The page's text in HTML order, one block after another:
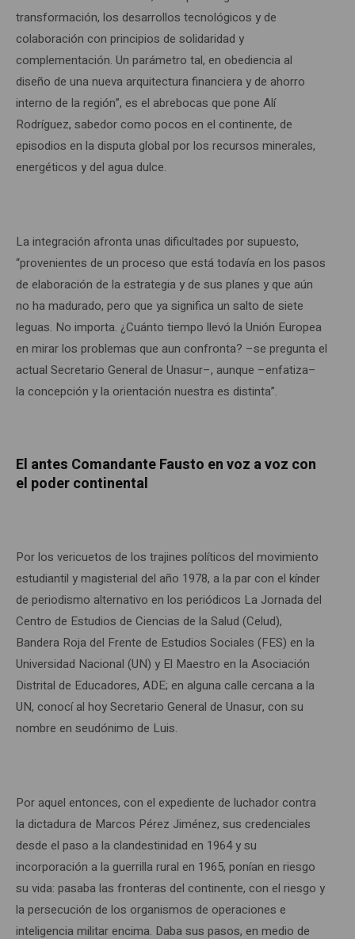
transformación, los desarrollos tecnológicos y de
colaboración con principios de solidaridad y
complementación. Un parámetro tal, en obediencia al
diseño de una nueva arquitectura financiera y de ahorro
interno de la región”, es el abrebocas que pone Alí
Rodríguez, sabedor como pocos en el continente, de
episodios en la disputa global por los recursos minerales,
energéticos y del agua dulce.
La integración afronta unas dificultades por supuesto,
“provenientes de un proceso que está todavía en los pasos
de elaboración de la estrategia y de sus planes y que aún
no ha madurado, pero que ya significa un salto de siete
leguas. No importa. ¿Cuánto tiempo llevó la Unión Europea
en mirar los problemas que aun confronta? –se pregunta el
actual Secretario General de Unasur–, aunque –enfatiza–
la concepción y la orientación nuestra es distinta”.
El antes Comandante Fausto en voz a voz con
el poder continental
Por los vericuetos de los trajines políticos del movimiento
estudiantil y magisterial del año 1978, a la par con el kínder
de periodismo alternativo en los periódicos La Jornada del
Centro de Estudios de Ciencias de la Salud (Celud),
Bandera Roja del Frente de Estudios Sociales (FES) en la
Universidad Nacional (UN) y El Maestro en la Asociación
Distrital de Educadores, ADE; en alguna calle cercana a la
UN, conocí al hoy Secretario General de Unasur, con su
nombre en seudónimo de Luis.
Por aquel entonces, con el expediente de luchador contra
la dictadura de Marcos Pérez Jiménez, sus credenciales
desde el paso a la clandestinidad en 1964 y su
incorporación a la guerrilla rural en 1965, ponían en riesgo
su vida: pasaba las fronteras del continente, con el riesgo y
la persecución de los organismos de operaciones e
inteligencia militar encima. Daba sus pasos, en medio de